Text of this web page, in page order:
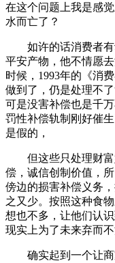
在这个问题上我是感
水而亡了？
如许的话消费者有
平安产物，他不情愿
时候，1993年的《消
做到了，仍是处理不
可是没害补偿也是千
罚性补偿轨制刚好催
是假的，
但这些只处理财富
偿，诚信创制价值，
傍边的损害补偿义务
之又少。按照这种食
想也不多，让他们认
现实上为了未来弃而
确实起到一个让商